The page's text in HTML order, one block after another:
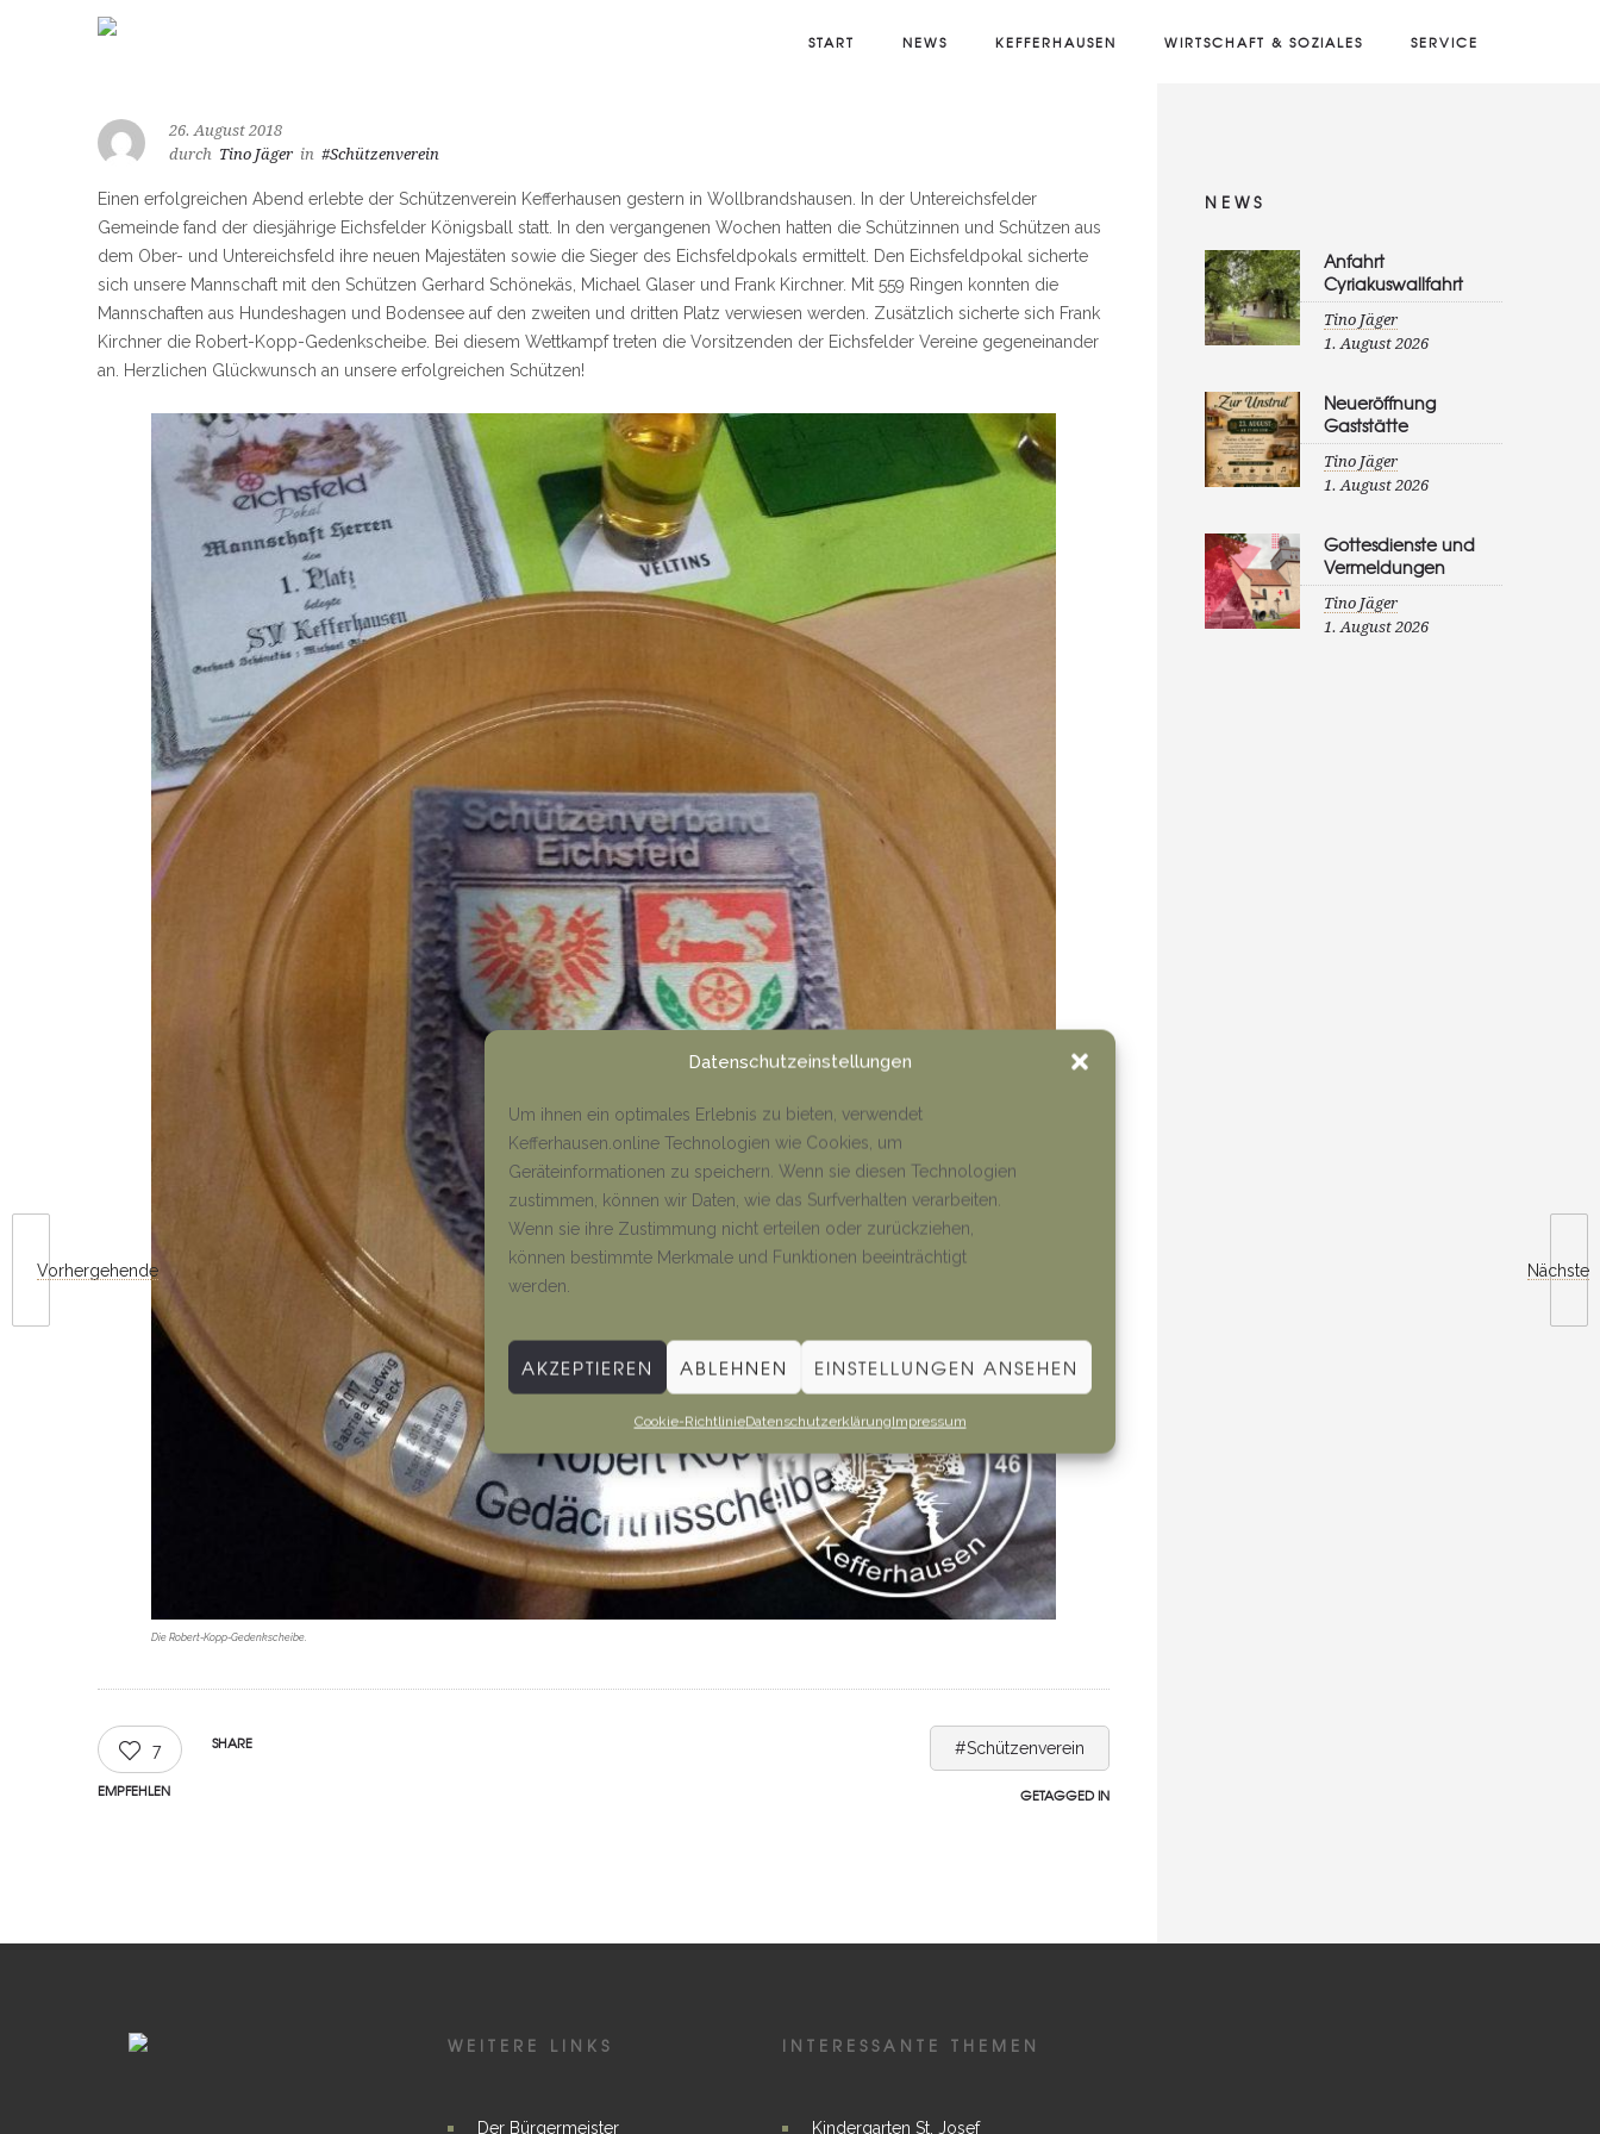
Datenschutzeinstellungen
Um ihnen ein optimales Erlebnis zu bieten, verwendet
Kefferhausen.online Technologien wie Cookies, um
Geräteinformationen zu speichern. Wenn sie diesen Technologien
zustimmen, können wir Daten, wie das Surfverhalten verarbeiten.
Wenn sie ihre Zustimmung nicht erteilen oder zurückziehen,
können bestimmte Merkmale und Funktionen beeinträchtigt
werden.
AKZEPTIEREN ABLEHNEN EINSTELLUNGEN ANSEHEN
Cookie-RichtlinieDatenschutzerklärungImpressum
START NEWS KEFFERHAUSEN WIRTSCHAFT & SOZIALES SERVICE
Vorhergehende Nächste
26. August 2018
durch Tino Jäger in #Schützenverein
Einen erfolgreichen Abend erlebte der Schützenverein Kefferhausen gestern in Wollbrandshausen. In der Untereichsfelder
Gemeinde fand der diesjährige Eichsfelder Königsball statt. In den vergangenen Wochen hatten die Schützinnen und Schützen aus
dem Ober- und Untereichsfeld ihre neuen Majestäten sowie die Sieger des Eichsfeldpokals ermittelt. Den Eichsfeldpokal sicherte
sich unsere Mannschaft mit den Schützen Gerhard Schönekäs, Michael Glaser und Frank Kirchner. Mit 559 Ringen konnten die
Mannschaften aus Hundeshagen und Bodensee auf den zweiten und dritten Platz verwiesen werden. Zusätzlich sicherte sich Frank
Kirchner die Robert-Kopp-Gedenkscheibe. Bei diesem Wettkampf treten die Vorsitzenden der Eichsfelder Vereine gegeneinander
an. Herzlichen Glückwunsch an unsere erfolgreichen Schützen!
Die Robert-Kopp-Gedenkscheibe.
7
EMPFEHLEN
SHARE #Schützenverein
GETAGGED IN
NEWS
Anfahrt
Cyriakuswallfahrt
Tino Jäger
1. August 2026
Neueröffnung
Gaststätte
Tino Jäger
1. August 2026
Gottesdienste und
Vermeldungen
Tino Jäger
1. August 2026
WEITERE LINKS
Der Bürgermeister
INTERESSANTE THEMEN
Kindergarten St. Josef